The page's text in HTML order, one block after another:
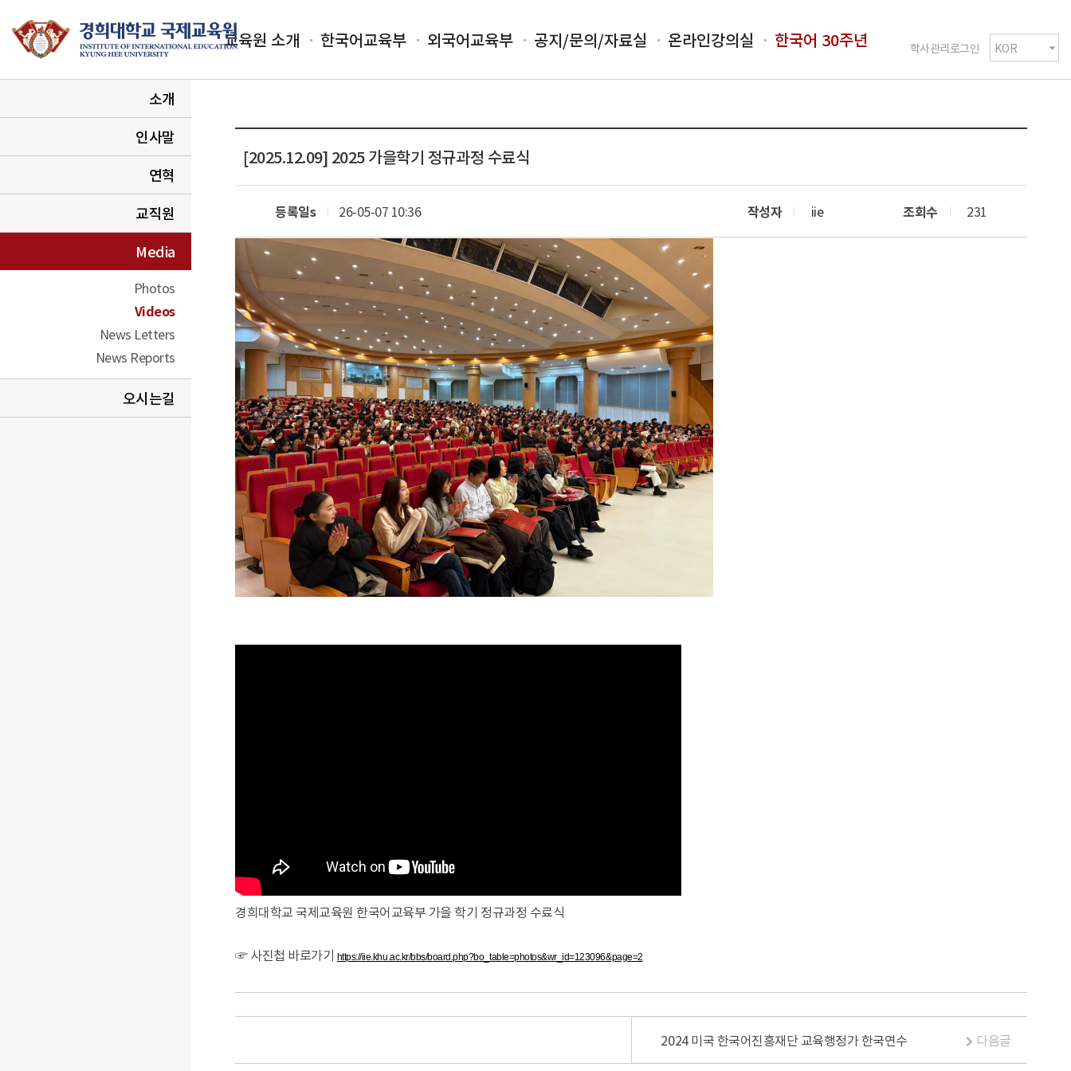
학사관리로그인
교육원 소개 한국어교육부 외국어교육부 공지/문의/자료실 온라인강의실 한국어 30주년
소개
인사말
연혁
교직원
Media
Photos
Videos
News Letters
News Reports
오시는길
[2025.12.09] 2025 가을학기 정규과정 수료식
등록일s 26-05-07 10:36 작성자 iie 조회수 231
경희대학교 국제교육원 한국어교육부 가을 학기 정규과정 수료식
☞ 사진첩 바로가기 https://iie.khu.ac.kr/bbs/board.php?bo_table=photos&wr_id=123096&page=2
다음글
2024 미국 한국어진흥재단 교육행정가 한국연수